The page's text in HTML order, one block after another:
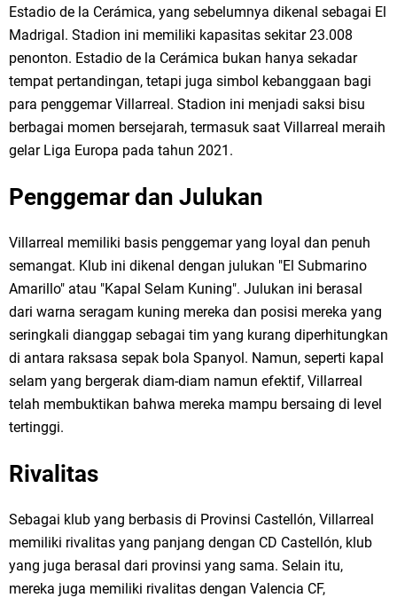
Estadio de la Cerámica, yang sebelumnya dikenal sebagai El
Madrigal. Stadion ini memiliki kapasitas sekitar 23.008
penonton. Estadio de la Cerámica bukan hanya sekadar
tempat pertandingan, tetapi juga simbol kebanggaan bagi
para penggemar Villarreal. Stadion ini menjadi saksi bisu
berbagai momen bersejarah, termasuk saat Villarreal meraih
gelar Liga Europa pada tahun 2021.
Penggemar dan Julukan
Villarreal memiliki basis penggemar yang loyal dan penuh
semangat. Klub ini dikenal dengan julukan "El Submarino
Amarillo" atau "Kapal Selam Kuning". Julukan ini berasal
dari warna seragam kuning mereka dan posisi mereka yang
seringkali dianggap sebagai tim yang kurang diperhitungkan
di antara raksasa sepak bola Spanyol. Namun, seperti kapal
selam yang bergerak diam-diam namun efektif, Villarreal
telah membuktikan bahwa mereka mampu bersaing di level
tertinggi.
Rivalitas
Sebagai klub yang berbasis di Provinsi Castellón, Villarreal
memiliki rivalitas yang panjang dengan CD Castellón, klub
yang juga berasal dari provinsi yang sama. Selain itu,
mereka juga memiliki rivalitas dengan Valencia CF,